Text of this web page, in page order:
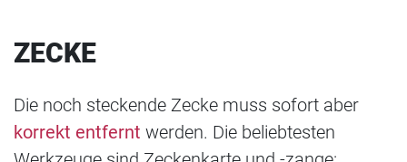
ZECKE
Die noch steckende Zecke muss sofort aber
korrekt entfernt werden. Die beliebtesten